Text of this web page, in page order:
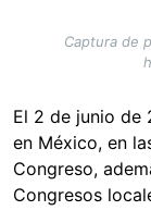
Captura de
El 2 de junio de
en México, en
Congreso,
Congresos